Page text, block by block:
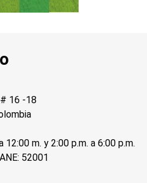
# 16 -18
12:00 m. y 2:00 p.m. a 6:00 p.m.
52001